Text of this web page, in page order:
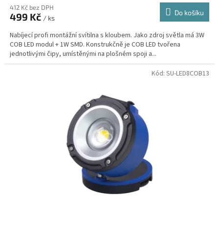
412 Kč bez DPH
499 Kč / ks
Do košíku
Nabíjecí profi montážní svítilna s kloubem. Jako zdroj světla má 3W
COB LED modul + 1W SMD. Konstrukčně je COB LED tvořena
jednotlivými čipy, umístěnými na plošném spoji a...
Kód: SU-LED8COB13